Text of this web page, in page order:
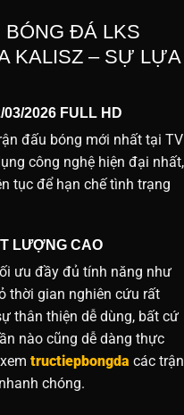
BÓNG ĐÁ LKS
KALISZ – SỰ LỰA
2026 FULL HD
đấu bóng mới nhất tại TV
công nghệ hiện đại nhất,
tục để hạn chế tình trạng
LƯỢNG CAO
ưu đầy đủ tính năng như
thời gian nghiên cứu rất
thân thiện dễ dùng, bất cứ
nào cũng dễ dàng thực
tructiepbongda các trận
chóng.